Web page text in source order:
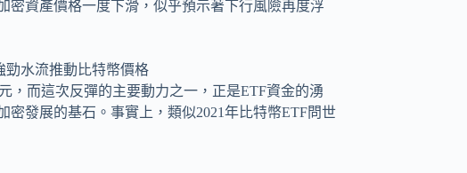
密資產價格一度下滑，似乎預示著下行風險再度浮
，而這次反彈的主要動力之一，正是ETF資金的湧
發展的基石。事實上，類似2021年比特幣ETF問世